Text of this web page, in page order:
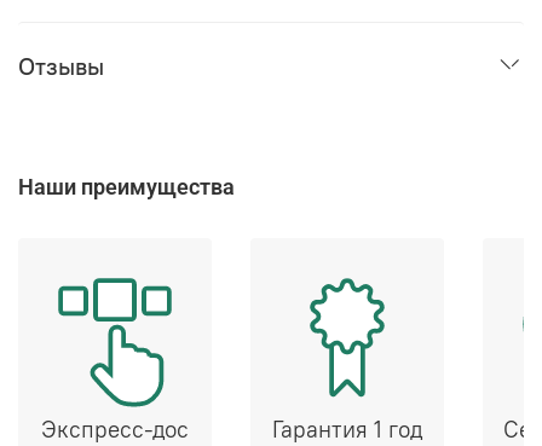
Отзывы
Наши преимущества
Экспресс-дос
Гарантия 1 год